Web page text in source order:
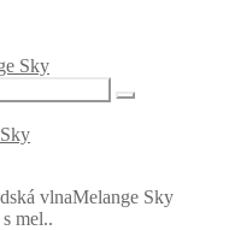
vlnaMelange Sky
mel..